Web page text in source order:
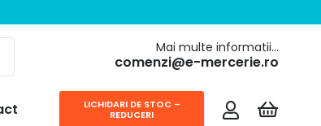
Mai multe informatii…
comenzi@e-mercerie.ro
LICHIDARI DE STOC –
REDUCERI